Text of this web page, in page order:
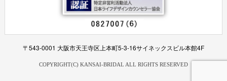
〒543-0001 大阪市天王寺区上本町5-3-16サイネックスビル本館4F
COPYRIGHT(C) KANSAI-BRIDAL ALL RIGHTS RESERVED